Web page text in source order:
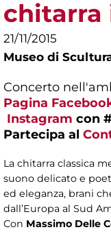
chitarra
21/11/2015
Museo di
Concerto
Pagina
Instagram con
Partecipa al
La chitarra classica
suono delicato e
ed eleganza, brani
dall’Europa al Sud
Con Massimo Delle